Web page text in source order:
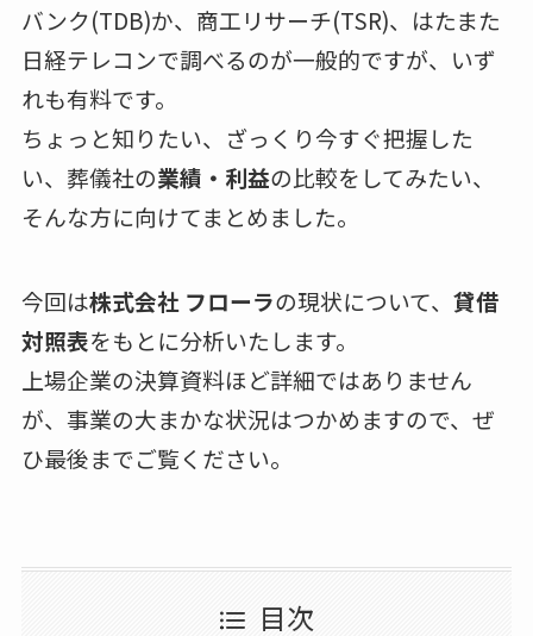
バンク(TDB)か、商工リサーチ(TSR)、はたまた
日経テレコンで調べるのが一般的ですが、いず
れも有料です。
ちょっと知りたい、ざっくり今すぐ把握した
い、葬儀社の業績・利益の比較をしてみたい、
そんな方に向けてまとめました。
今回は株式会社 フローラの現状について、 貸借
対照表をもとに分析いたします。
上場企業の決算資料ほど詳細ではありません
が、事業の大まかな状況はつかめますので、ぜ
ひ最後までご覧ください。
目次